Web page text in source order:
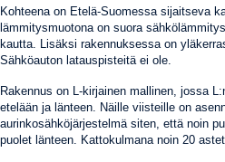
Kohteena on Etelä-Suomessa sijaitseva
lämmitysmuotona on suora
kautta. Lisäksi rakennuksessa on
Sähköauton latauspisteitä ei ole.
Rakennus on L-kirjainen mallinen, jossa
etelään ja länteen. Näille viisteille on
aurinkosähköjärjestelmä siten, että noin
puolet länteen. Kattokulmana noin 20